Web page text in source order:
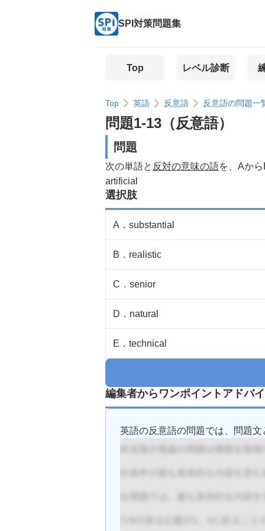
SPI対策問題集
Top レベル診断
Top 英語 反意語 反意語の問題一
問題1-13 （反意語）
問題
次の単語と 反対の意味の語を、Aか
artificial
選択肢
A ． substantial
B ． realistic
C ． senior
D ． natural
E ． technical
編集者からワンポイントアドバ
英語の反意語の問題では、問題